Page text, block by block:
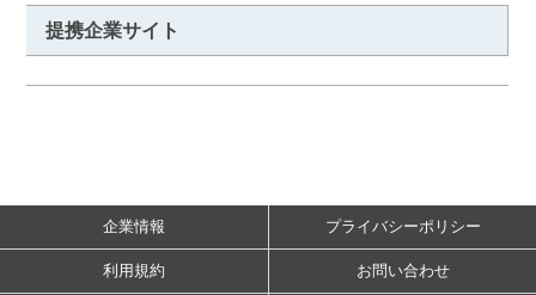
提携企業サイト
企業情報 プライバシーポリシー
利用規約 お問い合わせ